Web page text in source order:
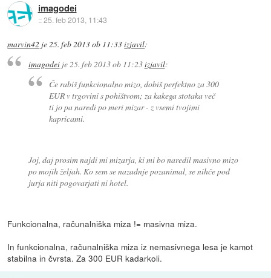
imagodei
::25. feb 2013, 11:43
marvin42 je 25. feb 2013 ob 11:33izjavil:
imagodeije25. feb 2013 ob 11:23izjavil:
Če rabiš funkcionalno mizo, dobiš perfektno za 300
EUR v trgovini s pohištvom; za kakega stotaka več
ti jo pa naredi po meri mizar - z vsemi tvojimi
kapricami.
Joj, daj prosim najdi mi mizarja, ki mi bo naredil masivno mizo
po mojih željah. Ko sem se nazadnje pozanimal, se nihče pod
jurja niti pogovarjati ni hotel.
Funkcionalna, računalniška miza != masivna miza.
In funkcionalna, računalniška miza iz nemasivnega lesa je kamot
stabilna in čvrsta. Za 300 EUR kadarkoli.